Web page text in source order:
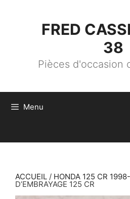
FRED
38
Pièces d'occasion
Menu
ACCUEIL / HONDA 125 CR
D’EMBRAYAGE 125 CR